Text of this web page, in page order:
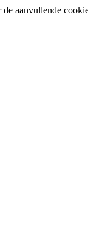
aanvullende